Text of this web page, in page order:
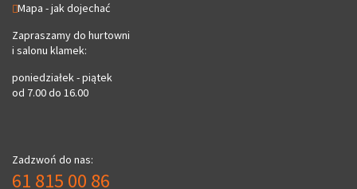
Mapa - jak dojechać
Zapraszamy do hurtowni
i salonu klamek:
poniedziałek - piątek
od 7.00 do 16.00
Zadzwoń do nas:
61 815 00 86